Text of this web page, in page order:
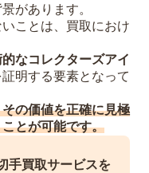
があります。
ことは、買取におけ
なコレクターズアイ
明する要素となって
の価値を正確に見極
とが可能です。
手買取サービスを